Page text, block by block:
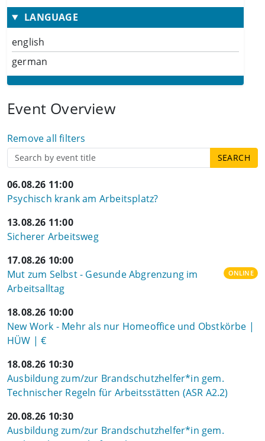
LANGUAGE
english
german
Event Overview
Remove all filters
06.08.26 11:00
Psychisch krank am Arbeitsplatz?
13.08.26 11:00
Sicherer Arbeitsweg
17.08.26 10:00
Mut zum Selbst - Gesunde Abgrenzung im
Arbeitsalltag
ONLINE
18.08.26 10:00
New Work - Mehr als nur Homeoffice und Obstkörbe |
HÜW | €
18.08.26 10:30
Ausbildung zum/zur Brandschutzhelfer*in gem.
Technischer Regeln für Arbeitsstätten (ASR A2.2)
20.08.26 10:30
Ausbildung zum/zur Brandschutzhelfer*in gem.